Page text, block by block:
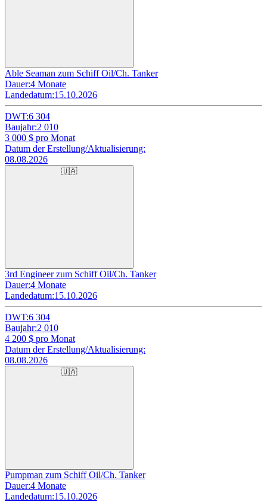
Able Seaman zum Schiff Oil/Ch. Tanker
Dauer:4 Monate
Landedatum:15.10.2026
DWT:6 304
Baujahr:2 010
3 000 $ pro Monat
Datum der Erstellung/Aktualisierung:
08.08.2026
🇺🇦
3rd Engineer zum Schiff Oil/Ch. Tanker
Dauer:4 Monate
Landedatum:15.10.2026
DWT:6 304
Baujahr:2 010
4 200 $ pro Monat
Datum der Erstellung/Aktualisierung:
08.08.2026
🇺🇦
Pumpman zum Schiff Oil/Ch. Tanker
Dauer:4 Monate
Landedatum:15.10.2026